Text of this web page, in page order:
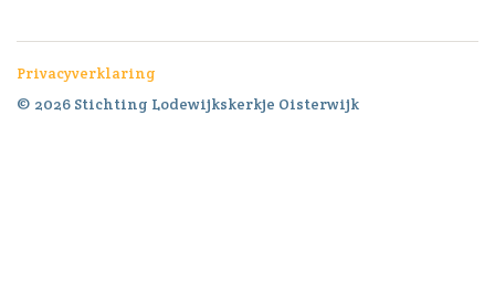
Privacyverklaring
© 2026 Stichting Lodewijkskerkje Oisterwijk